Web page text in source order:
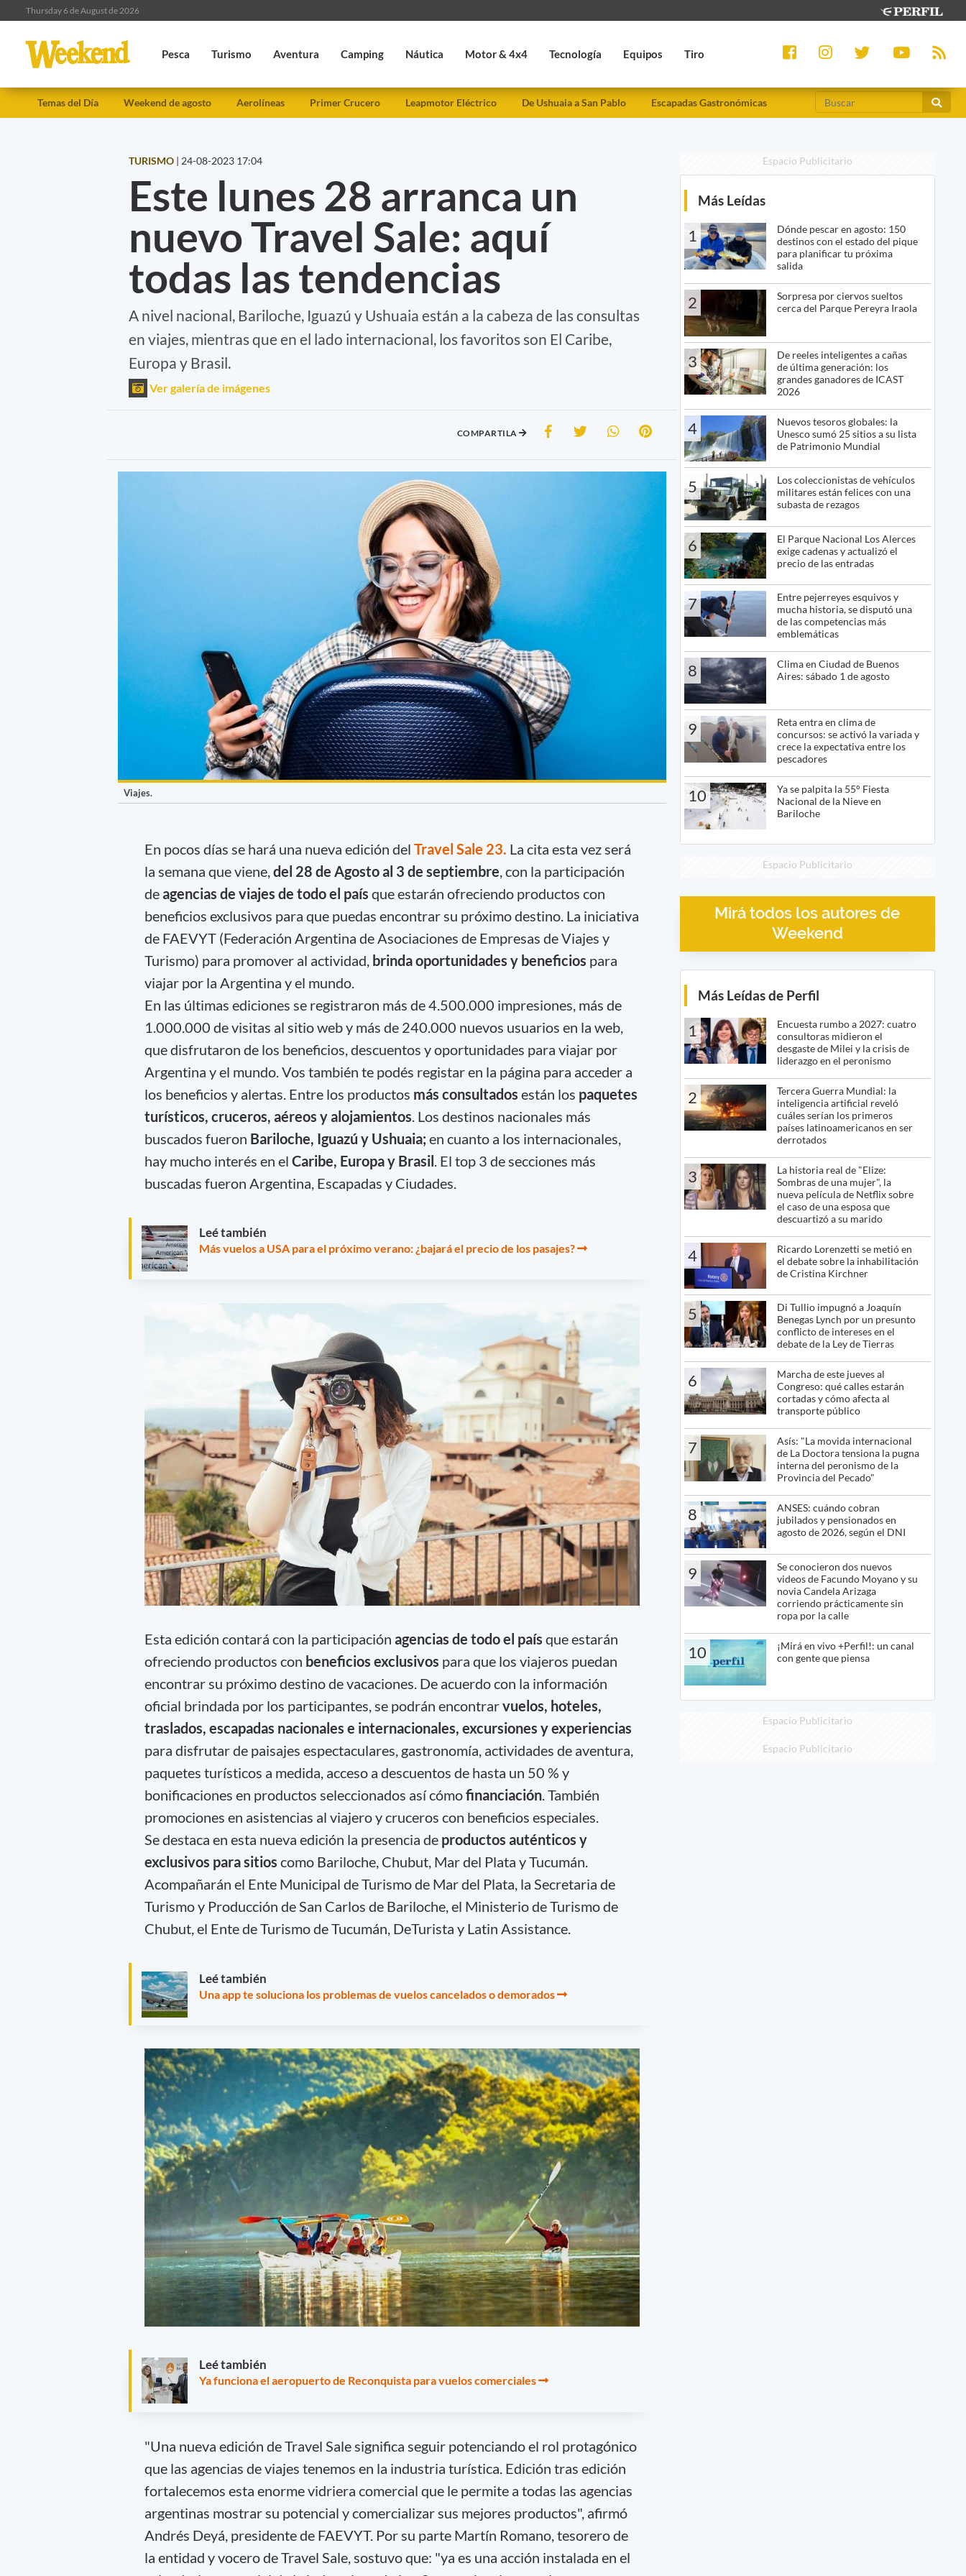
Thursday 6 de August de 2026
Pesca Turismo Aventura Camping Náutica Motor & 4x4 Tecnología Equipos Tiro
Temas del Día Weekend de agosto Aerolíneas Primer Crucero Leapmotor Eléctrico De Ushuaia a San Pablo Escapadas Gastronómicas
TURISMO | 24-08-2023 17:04
Este lunes 28 arranca un
nuevo Travel Sale: aquí
todas las tendencias
A nivel nacional, Bariloche, Iguazú y Ushuaia están a la cabeza de las consultas
en viajes, mientras que en el lado internacional, los favoritos son El Caribe,
Europa y Brasil.
Ver galería de imágenes
COMPARTILA
Viajes.
En pocos días se hará una nueva edición del Travel Sale 23. La cita esta vez será
la semana que viene, del 28 de Agosto al 3 de septiembre , con la participación
deagencias de viajes de todo el país que estarán ofreciendo productos con
beneficios exclusivos para que puedas encontrar su próximo destino. La iniciativa
de FAEVYT (Federación Argentina de Asociaciones de Empresas de Viajes y
Turismo) para promover al actividad, brinda oportunidades y beneficios para
viajar por la Argentina y el mundo.
En las últimas ediciones se registraron más de 4.500.000 impresiones, más de
1.000.000 de visitas al sitio web y más de 240.000 nuevos usuarios en la web,
que disfrutaron de los beneficios, descuentos y oportunidades para viajar por
Argentina y el mundo. Vos también te podés registar en la página para acceder a
los beneficios y alertas. Entre los productos más consultados están los paquetes
turísticos, cruceros, aéreos y alojamientos . Los destinos nacionales más
buscados fueron Bariloche, Iguazú y Ushuaia; en cuanto a los internacionales,
hay mucho interés en el Caribe, Europa y Brasil . El top 3 de secciones más
buscadas fueron Argentina, Escapadas y Ciudades.
Leé también
Más vuelos a USA para el próximo verano: ¿bajará el precio de los pasajes?
Esta edición contará con la participación agencias de todo el país que estarán
ofreciendo productos con beneficios exclusivos para que los viajeros puedan
encontrar su próximo destino de vacaciones. De acuerdo con la información
oficial brindada por los participantes, se podrán encontrarvuelos, hoteles,
traslados, escapadas nacionales e internacionales, excursiones y experiencias
para disfrutar de paisajes espectaculares, gastronomía, actividades de aventura,
paquetes turísticos a medida, acceso a descuentos de hasta un 50 % y
bonificaciones en productos seleccionados así cómofinanciación. También
promociones en asistencias al viajero y cruceros con beneficios especiales.
Se destaca en esta nueva edición la presencia deproductos auténticos y
exclusivos para sitios como Bariloche, Chubut, Mar del Plata y Tucumán.
Acompañarán el Ente Municipal de Turismo de Mar del Plata, la Secretaria de
Turismo y Producción de San Carlos de Bariloche, el Ministerio de Turismo de
Chubut, el Ente de Turismo de Tucumán, DeTurista y Latin Assistance.
Leé también
Una app te soluciona los problemas de vuelos cancelados o demorados
Leé también
Ya funciona el aeropuerto de Reconquista para vuelos comerciales
"Una nueva edición de Travel Sale significa seguir potenciando el rol protagónico
que las agencias de viajes tenemos en la industria turística. Edición tras edición
fortalecemos esta enorme vidriera comercial que le permite a todas las agencias
argentinas mostrar su potencial y comercializar sus mejores productos", afirmó
Andrés Deyá, presidente de FAEVYT. Por su parte Martín Romano, tesorero de
la entidad y vocero de Travel Sale, sostuvo que: "ya es una acción instalada en el
Espacio Publicitario
Más Leídas
1
Dónde pescar en agosto: 150
destinos con el estado del pique
para planificar tu próxima
salida
2
Sorpresa por ciervos sueltos
cerca del Parque Pereyra Iraola
3
De reeles inteligentes a cañas
de última generación: los
grandes ganadores de ICAST
2026
4
Nuevos tesoros globales: la
Unesco sumó 25 sitios a su lista
de Patrimonio Mundial
5
Los coleccionistas de vehículos
militares están felices con una
subasta de rezagos
6
El Parque Nacional Los Alerces
exige cadenas y actualizó el
precio de las entradas
7
Entre pejerreyes esquivos y
mucha historia, se disputó una
de las competencias más
emblemáticas
8
Clima en Ciudad de Buenos
Aires: sábado 1 de agosto
9
Reta entra en clima de
concursos: se activó la variada y
crece la expectativa entre los
pescadores
10
Ya se palpita la 55° Fiesta
Nacional de la Nieve en
Bariloche
Espacio Publicitario
Mirá todos los autores de
Weekend
Más Leídas de Perfil
1
Encuesta rumbo a 2027: cuatro
consultoras midieron el
desgaste de Milei y la crisis de
liderazgo en el peronismo
2
Tercera Guerra Mundial: la
inteligencia artificial reveló
cuáles serían los primeros
países latinoamericanos en ser
derrotados
3
La historia real de "Elize:
Sombras de una mujer", la
nueva película de Netflix sobre
el caso de una esposa que
descuartizó a su marido
4
Ricardo Lorenzetti se metió en
el debate sobre la inhabilitación
de Cristina Kirchner
5
Di Tullio impugnó a Joaquín
Benegas Lynch por un presunto
conflicto de intereses en el
debate de la Ley de Tierras
6
Marcha de este jueves al
Congreso: qué calles estarán
cortadas y cómo afecta al
transporte público
7
Asís: "La movida internacional
de La Doctora tensiona la pugna
interna del peronismo de la
Provincia del Pecado"
8
ANSES: cuándo cobran
jubilados y pensionados en
agosto de 2026, según el DNI
9
Se conocieron dos nuevos
videos de Facundo Moyano y su
novia Candela Arizaga
corriendo prácticamente sin
ropa por la calle
10
¡Mirá en vivo +Perfil!: un canal
con gente que piensa
Espacio Publicitario
Espacio Publicitario